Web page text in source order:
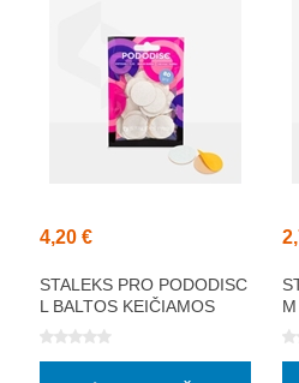
4,20 €
STALEKS PRO PODODISC
L BALTOS KEIČIAMOS
PAGALVĖLĖS PEDIKIŪRO